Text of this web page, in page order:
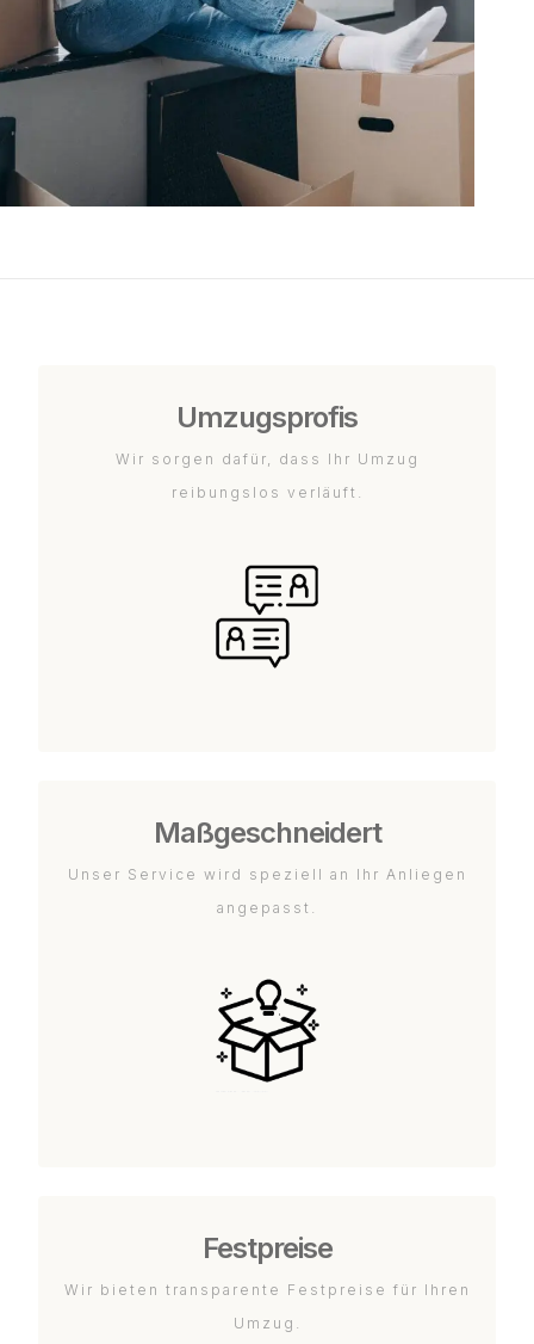
Umzugsprofis
Wir sorgen dafür, dass Ihr Umzug
reibungslos verläuft.
Maßgeschneidert
Unser Service wird speziell an Ihr Anliegen
angepasst.
Festpreise
Wir bieten transparente Festpreise für Ihren
Umzug.